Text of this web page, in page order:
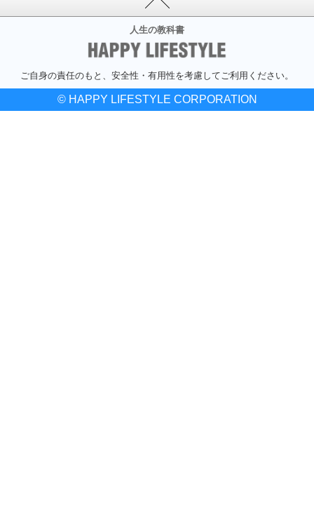
人生の教科書
ご自身の責任のもと、安全性・有用性を考慮してご利用ください。
© HAPPY LIFESTYLE CORPORATION